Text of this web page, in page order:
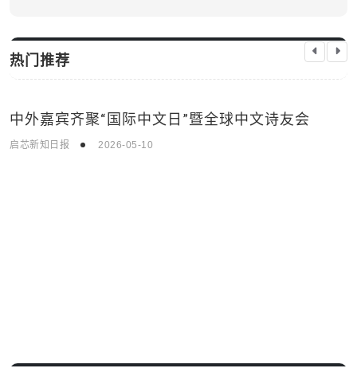
热门推荐
时事新闻
中外嘉宾齐聚“国际中文日”暨全球中文诗友会
启芯新知日报 2026-05-10